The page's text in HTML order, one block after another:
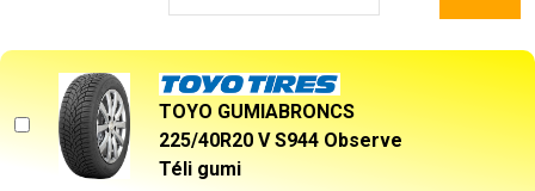
TOYO GUMIABRONCS
225/40R20 V S944 Observe
Téli gumi